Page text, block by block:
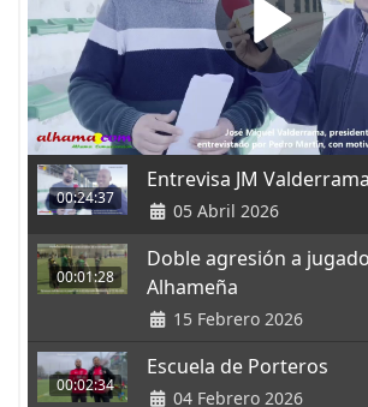
00:24:37
Entrevisa JM
05 Abril 2026
00:01:28
Doble agresión a
Alhameña
15 Febrero 2026
00:02:34
Escuela de Porteros
04 Febrero 2026